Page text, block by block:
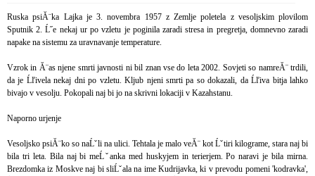
Ruska psiĂ¨ka Lajka je 3. novembra 1957 z Zemlje poletela z vesoljskim plovilom
Sputnik 2. Ĺ˝e nekaj ur po vzletu je poginila zaradi stresa in pregretja, domnevno zaradi
napake na sistemu za uravnavanje temperature.
Vzrok in Ă¨as njene smrti javnosti ni bil znan vse do leta 2002. Sovjeti so namreĂ¨ trdili,
da je Ĺľivela nekaj dni po vzletu. Kljub njeni smrti pa so dokazali, da Ĺľiva bitja lahko
bivajo v vesolju. Pokopali naj bi jo na skrivni lokaciji v Kazahstanu.
Naporno urjenje
Vesoljsko psiĂ¨ko so naĹˇli na ulici. Tehtala je malo veĂ¨ kot Ĺˇtiri kilograme, stara naj bi
bila tri leta. Bila naj bi meĹˇanka med huskyjem in terierjem. Po naravi je bila mirna.
Brezdomka iz Moskve naj bi sliĹˇala na ime Kudrijavka, ki v prevodu pomeni 'kodravka',